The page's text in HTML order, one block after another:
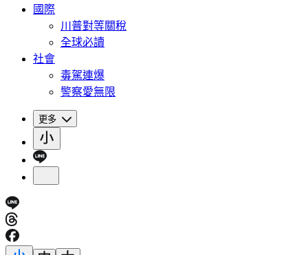
國際
川普對等關稅
全球必讀
社會
毒駕連爆
警察愛無限
更多